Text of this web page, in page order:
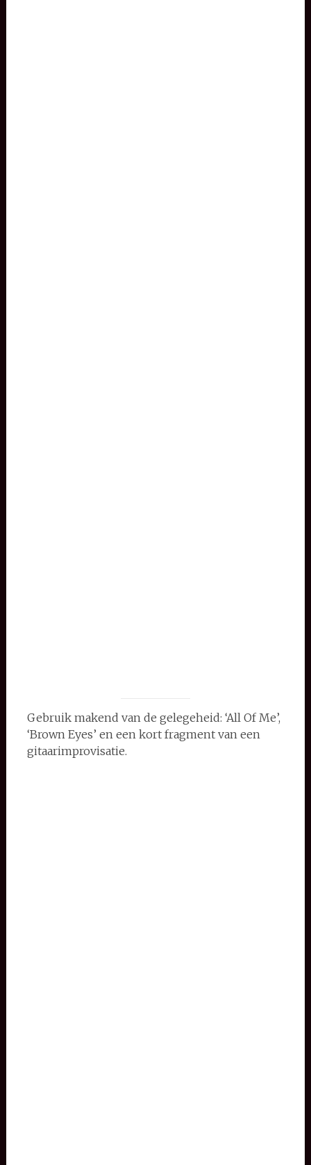
Gebruik makend van de gelegeheid: ‘All Of Me’,
‘Brown Eyes’ en een kort fragment van een
gitaarimprovisatie.